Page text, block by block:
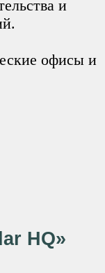
и
офисы и
HQ»